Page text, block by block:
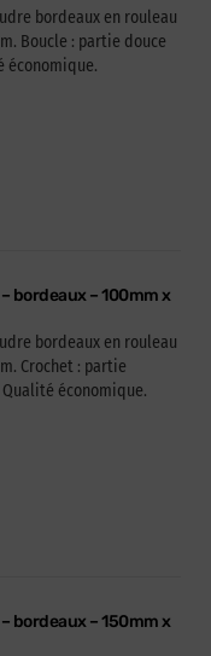
bordeaux en rouleau
Boucle : partie douce
économique.
bordeaux – 100mm x
bordeaux en rouleau
Crochet : partie
économique.
bordeaux – 150mm x